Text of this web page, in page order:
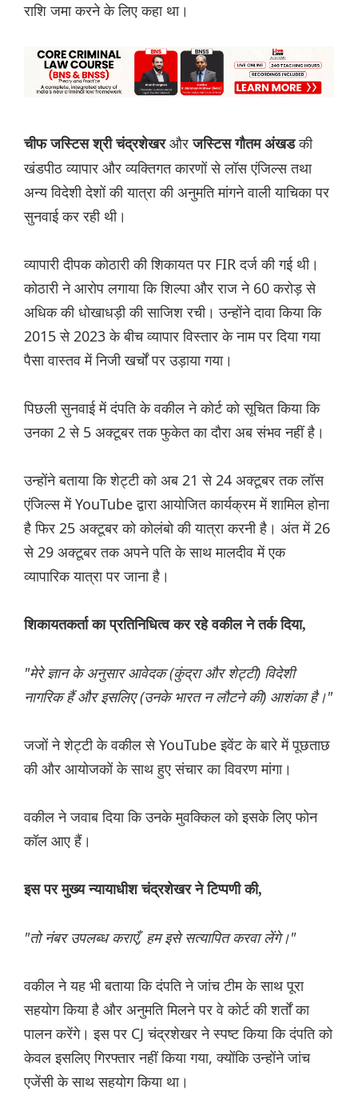
राशि जमा करने के लिए कहा था।
चीफ जस्टिस श्री चंद्रशेखरऔरजस्टिस गौतम अंखडकी
खंडपीठ व्यापार और व्यक्तिगत कारणों से लॉस एंजिल्स तथा
अन्य विदेशी देशों की यात्रा की अनुमति मांगने वाली याचिका पर
सुनवाई कर रही थी।
व्यापारी दीपक कोठारी की शिकायत पर FIR दर्ज की गई थी।
कोठारी ने आरोप लगाया कि शिल्पा और राज ने 60 करोड़ से
अधिक की धोखाधड़ी की साजिश रची। उन्होंने दावा किया कि
2015 से 2023 के बीच व्यापार विस्तार के नाम पर दिया गया
पैसा वास्तव में निजी खर्चों पर उड़ाया गया।
पिछली सुनवाई में दंपति के वकील ने कोर्ट को सूचित किया कि
उनका 2 से 5 अक्टूबर तक फुकेत का दौरा अब संभव नहीं है।
उन्होंने बताया कि शेट्टी को अब 21 से 24 अक्टूबर तक लॉस
एंजिल्स में YouTube द्वारा आयोजित कार्यक्रम में शामिल होना
है फिर 25 अक्टूबर को कोलंबो की यात्रा करनी है। अंत में 26
से 29 अक्टूबर तक अपने पति के साथ मालदीव में एक
व्यापारिक यात्रा पर जाना है।
शिकायतकर्ता का प्रतिनिधित्व कर रहे वकील ने तर्क दिया,
"मेरे ज्ञान के अनुसार आवेदक (कुंद्रा और शेट्टी) विदेशी
नागरिक हैं और इसलिए (उनके भारत न लौटने की) आशंका है।"
जजों ने शेट्टी के वकील से YouTube इवेंट के बारे में पूछताछ
की और आयोजकों के साथ हुए संचार का विवरण मांगा।
वकील ने जवाब दिया कि उनके मुवक्किल को इसके लिए फोन
कॉल आए हैं।
इस पर मुख्य न्यायाधीश चंद्रशेखर ने टिप्पणी की,
"तो नंबर उपलब्ध कराएँ, हम इसे सत्यापित करवा लेंगे।"
वकील ने यह भी बताया कि दंपति ने जांच टीम के साथ पूरा
सहयोग किया है और अनुमति मिलने पर वे कोर्ट की शर्तों का
पालन करेंगे। इस पर CJ चंद्रशेखर ने स्पष्ट किया कि दंपति को
केवल इसलिए गिरफ्तार नहीं किया गया, क्योंकि उन्होंने जांच
एजेंसी के साथ सहयोग किया था।